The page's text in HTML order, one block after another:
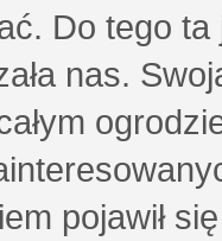
Do tego
nas.
pojawił